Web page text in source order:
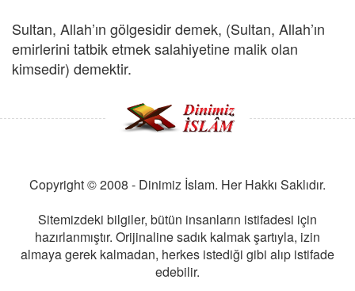
Sultan, Allah’ın gölgesidir demek, (Sultan, Allah’ın
emirlerini tatbik etmek salahiyetine malik olan
kimsedir) demektir.
Copyright © 2008 - Dinimiz İslam. Her Hakkı Saklıdır.
Sitemizdeki bilgiler, bütün insanların istifadesi için
hazırlanmıştır. Orijinaline sadık kalmak şartıyla, izin
almaya gerek kalmadan, herkes istediği gibi alıp istifade
edebilir.